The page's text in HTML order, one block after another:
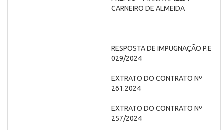
CARNEIRO DE ALMEIDA
RESPOSTA DE IMPUGNAÇÃO P.E
029/2024
EXTRATO DO CONTRATO Nº
261.2024
EXTRATO DO CONTRATO Nº
257/2024